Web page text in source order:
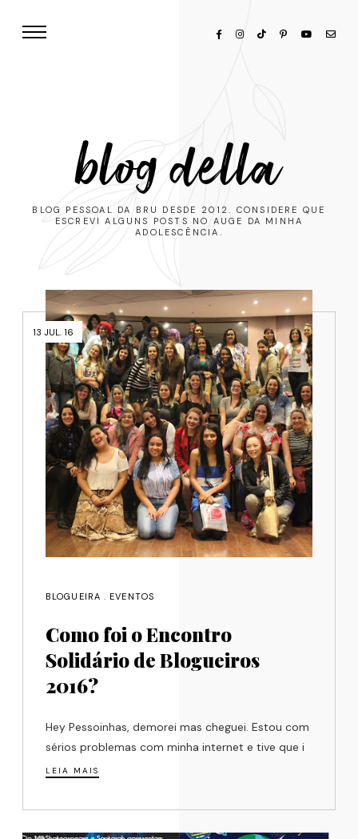
blog della
BLOG PESSOAL DA BRU DESDE 2012. CONSIDERE QUE
ESCREVI ALGUNS POSTS NO AUGE DA MINHA
ADOLESCÊNCIA.
13 JUL. 16
BLOGUEIRA . EVENTOS
Como foi o Encontro
Solidário de Blogueiros
2016?
Hey Pessoinhas, demorei mas cheguei. Estou com
sérios problemas com minha internet e tive que i
LEIA MAIS